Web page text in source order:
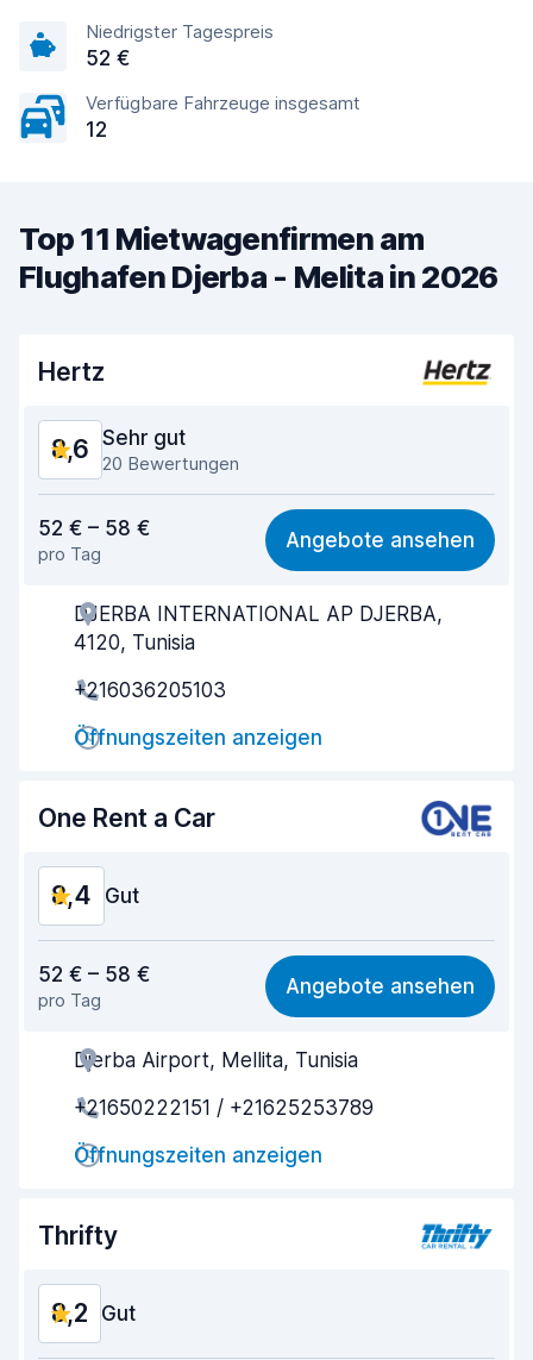
Niedrigster Tagespreis
52 €
Verfügbare Fahrzeuge insgesamt
12
Top 11 Mietwagenfirmen am
Flughafen Djerba - Melita in 2026
Hertz
8,6 Sehr gut
20 Bewertungen
7,9
Einfach zu finden 9,3
Agenten-Hilfsbereitschaft
Schnelle Abgabe
Zustand des Fahrzeugs 8,4
52 € – 58 €
pro Tag
Angebote ansehen
DJERBA INTERNATIONAL AP DJERBA,
4120, Tunisia
+216036205103
Öffnungszeiten anzeigen
One Rent a Car
8,4 Gut
8,4
Einfach zu finden 8,2
Agenten-Hilfsbereitschaft
Schnelle Abholung
Schnelle Abgabe
8,6
52 € – 58 €
pro Tag
Angebote ansehen
Djerba Airport, Mellita, Tunisia
+21650222151 / +21625253789
Öffnungszeiten anzeigen
Thrifty
8,2 Gut